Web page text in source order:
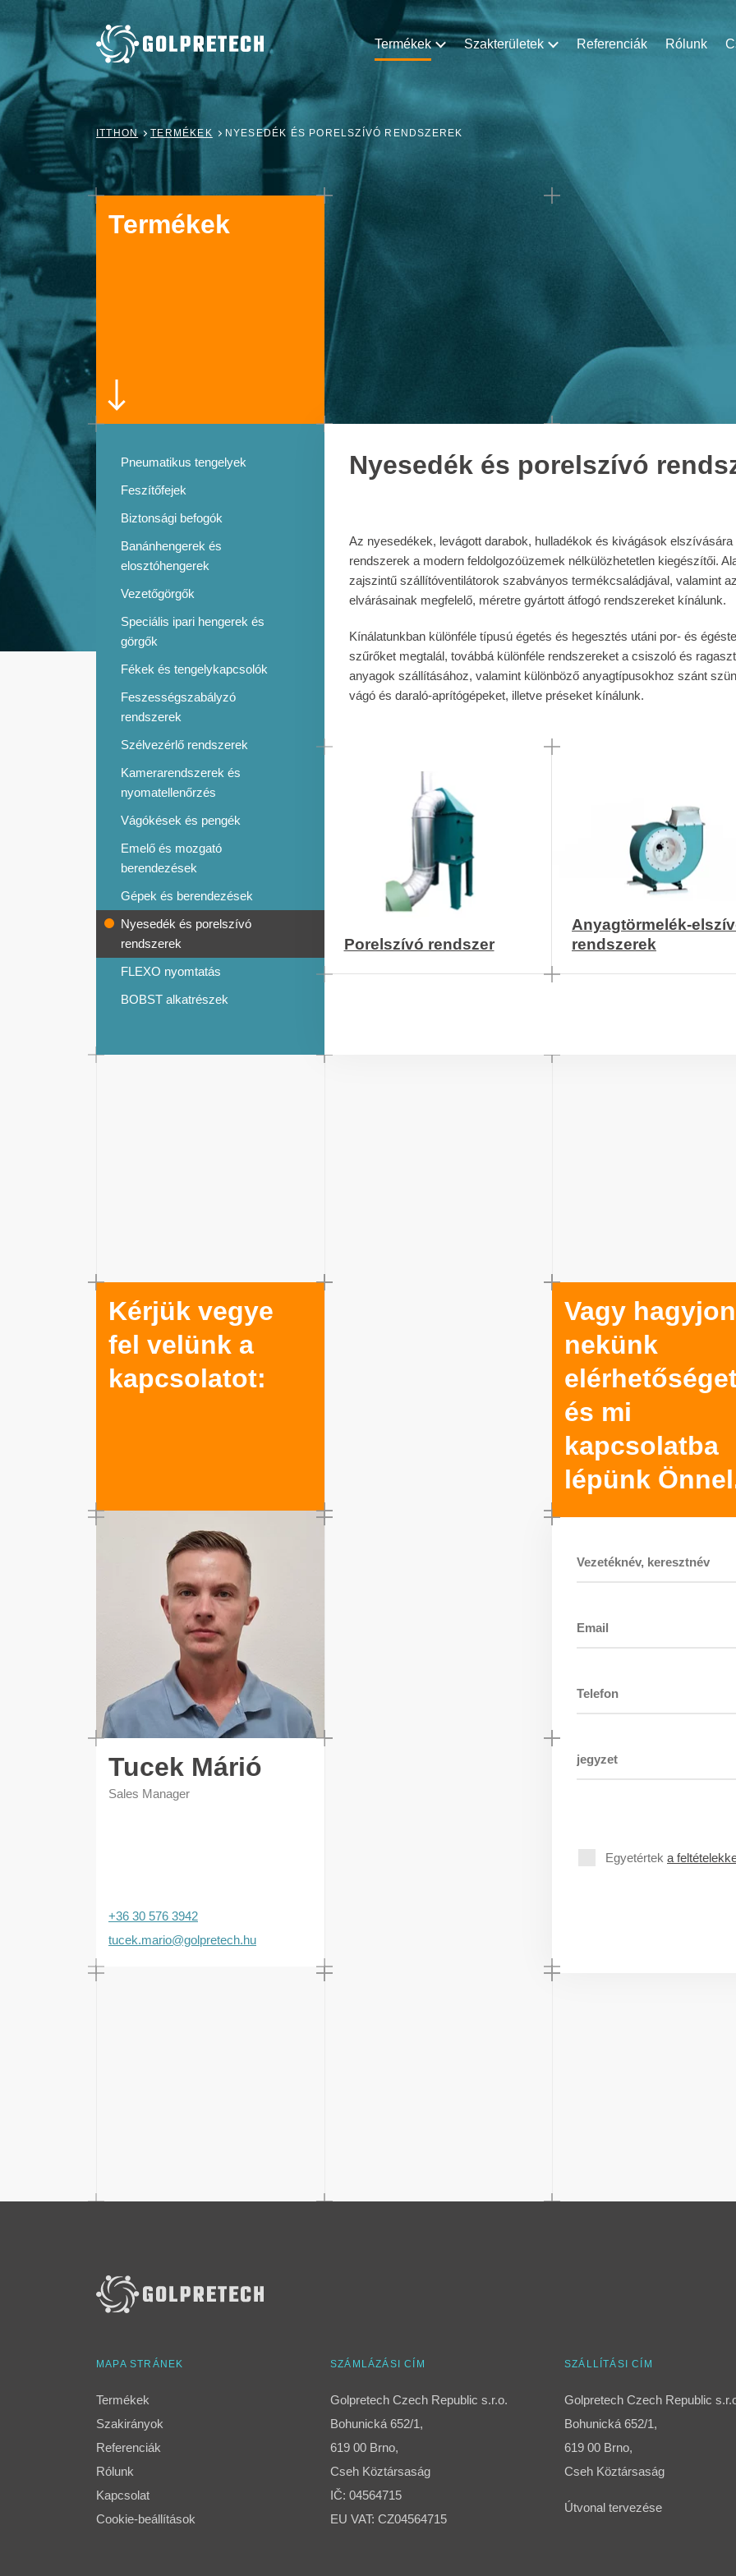
Termékek Szakterületek Referenciák Rólunk
ITTHON TERMÉKEK NYESEDÉK ÉS PORELSZÍVÓ RENDSZEREK
Termékek
Pneumatikus tengelyek
Feszítőfejek
Biztonsági befogók
Banánhengerek és
elosztóhengerek
Vezetőgörgők
Speciális ipari hengerek és
görgők
Fékek és tengelykapcsolók
Feszességszabályzó
rendszerek
Szélvezérlő rendszerek
Kamerarendszerek és
nyomatellenőrzés
Vágókések és pengék
Emelő és mozgató
berendezések
Gépek és berendezések
Nyesedék és porelszívó
rendszerek
FLEXO nyomtatás
BOBST alkatrészek
Nyesedék és porelszívó
Az nyesedékek, levágott darabok, hulladékok és kivágások elszívására
rendszerek a modern feldolgozóüzemek nélkülözhetetlen kiegészítői.
zajszintű szállítóventilátorok szabványos termékcsaládjával, valamint
elvárásainak megfelelő, méretre gyártott átfogó rendszereket kínálunk.
Kínálatunkban különféle típusú égetés és hegesztés utáni por- és
szűrőket megtalál, továbbá különféle rendszereket a csiszoló és
anyagok szállításához, valamint különböző anyagtípusokhoz szánt
vágó és daraló-aprítógépeket, illetve préseket kínálunk.
Porelszívó rendszer
Anyagtörmelék-
rendszerek
Kérjük vegye
fel velünk a
kapcsolatot:
Tucek Márió
Sales Manager
+36 30 576 3942
tucek.mario@golpretech.hu
Vagy hagyjon
nekünk
és mi
kapcsolatba
lépünk
Egyetértek a
MAPA STRÁNEK
Termékek
Szakirányok
Referenciák
Rólunk
Kapcsolat
Cookie-beállítások
SZÁMLÁZÁSI CÍM
Golpretech Czech Republic s.r.o.
Bohunická 652/1,
619 00 Brno,
Cseh Köztársaság
IČ: 04564715
EU VAT: CZ04564715
SZÁLLÍTÁSI CÍM
Golpretech Czech Republic
Bohunická 652/1,
619 00 Brno,
Cseh Köztársaság
Útvonal tervezése